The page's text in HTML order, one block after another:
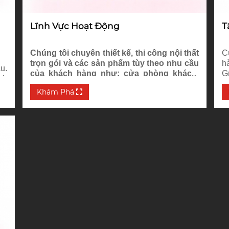
Lĩnh Vực Hoạt Động
Chúng tôi chuyên thiết kế, thi công nội thất
trọn gói và các sản phẩm tùy theo nhu cầu
của khách hàng như: cửa phòng khách,
cửa phòng ngủ, cửa sổ, cửa phòng vệ
sinh, sàn nhựa, sàn gỗ, ...
Khám Phá